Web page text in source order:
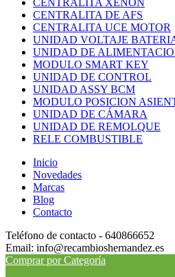
CENTRALITA XÉNON
CENTRALITA DE AFS
CENTRALITA UCE MOTOR
UNIDAD VOLTAJE
UNIDAD DE
MODULO SMART KEY
UNIDAD DE CONTROL
UNIDAD ASSY BCM
MODULO POSICION
UNIDAD DE CÁMARA
UNIDAD DE REMOLQUE
RELE COMBUSTIBLE
Inicio
Novedades
Marcas
Blog
Contacto
Teléfono de contacto - 640866652
Email: info@recambioshernandez.es
Comprar por Categoría